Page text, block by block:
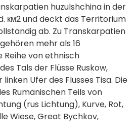
huzulshchina in der
км2 und deckt das Territorium
ab. Zu Transkarpatien
mehr als 16
Reihe von ethnisch
Tals der Flüsse Ruskow,
Ufer des Flusses Tisa. Die
Rumänischen Teils von
(rus Lichtung), Kurve, Rot,
Wiese, Great Bychkov,